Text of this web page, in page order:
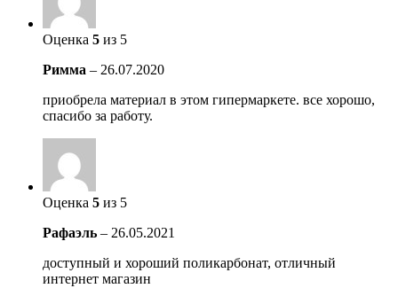
Оценка 5 из 5
Римма – 26.07.2020
приобрела материал в этом гипермаркете. все хорошо,
спасибо за работу.
Оценка 5 из 5
Рафаэль – 26.05.2021
доступный и хороший поликарбонат, отличный
интернет магазин